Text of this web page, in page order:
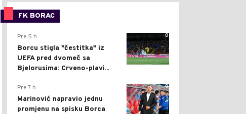
FK BORAC
0
Pre 5 h
Borcu stigla "čestitka" iz
UEFA pred dvomeč sa
Bjelorusima: Crveno-plavi...
0
Pre 7 h
Marinović napravio jednu
promjenu na spisku Borca